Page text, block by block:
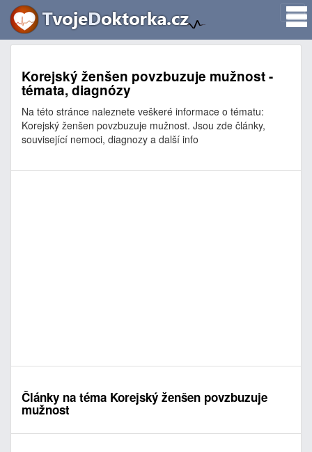
Korejský ženšen povzbuzuje mužnost -
témata, diagnózy
Na této stránce naleznete veškeré informace o tématu:
Korejský ženšen povzbuzuje mužnost. Jsou zde články,
související nemoci, diagnozy a další info
Články na téma Korejský ženšen povzbuzuje
mužnost